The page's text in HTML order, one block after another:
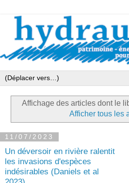
Affichage des articles dont le
Afficher tous les
11/07/2023
Un déversoir en rivière ralentit
les invasions d'espèces
indésirables (Daniels et al